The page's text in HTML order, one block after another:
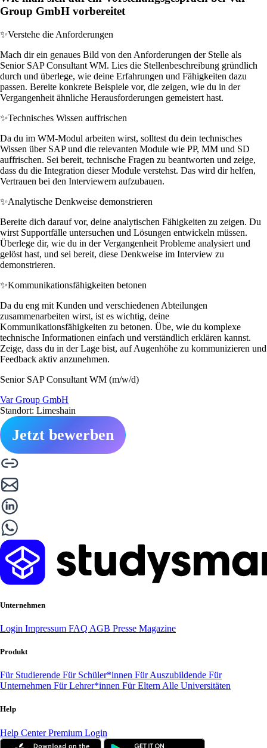
Group GmbH vorbereitet
✨Verstehe die Anforderungen
Mach dir ein genaues Bild von den Anforderungen der Stelle als
Senior SAP Consultant WM. Lies die Stellenbeschreibung gründlich
durch und überlege, wie deine Erfahrungen und Fähigkeiten dazu
passen. Bereite konkrete Beispiele vor, die zeigen, wie du in der
Vergangenheit ähnliche Herausforderungen gemeistert hast.
✨Technisches Wissen auffrischen
Da du im WM-Modul arbeiten wirst, solltest du dein technisches
Wissen über SAP und die relevanten Module wie PP, MM und SD
auffrischen. Sei bereit, technische Fragen zu beantworten und zeige,
dass du die Integration dieser Module verstehst. Das wird dir helfen,
Vertrauen bei den Interviewern aufzubauen.
✨Analytische Denkweise demonstrieren
Bereite dich darauf vor, deine analytischen Fähigkeiten zu zeigen. Du
wirst Supportfälle untersuchen und Lösungen entwickeln müssen.
Überlege dir, wie du in der Vergangenheit Probleme analysiert und
gelöst hast, und sei bereit, diese Denkweise im Interview zu
demonstrieren.
✨Kommunikationsfähigkeiten betonen
Da du eng mit Kunden und verschiedenen Abteilungen
zusammenarbeiten wirst, ist es wichtig, deine
Kommunikationsfähigkeiten zu betonen. Übe, wie du komplexe
technische Informationen einfach und verständlich erklären kannst.
Zeige, dass du in der Lage bist, auf Augenhöhe zu kommunizieren und
Feedback aktiv anzunehmen.
Senior SAP Consultant WM (m/w/d)
Var Group GmbH
Standort: Limeshain
Jetzt bewerben
Unternehmen
Login Impressum FAQ AGB Presse Magazine
Produkt
Für Studierende Für Schüler*innen Für Auszubildende Für
Unternehmen Für Lehrer*innen Für Eltern Alle Universitäten
Help
Help CenterPremium Login